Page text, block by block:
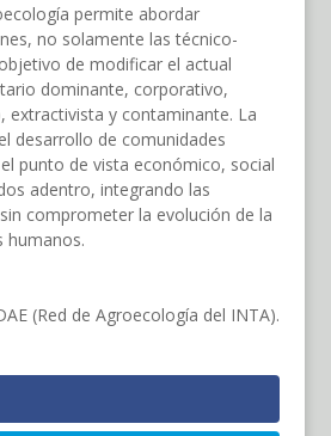
permite abordar
no solamente las técnico-
de modificar el actual
dominante, corporativo,
extractivista y contaminante. La
desarrollo de comunidades
punto de vista económico, social
adentro, integrando las
comprometer la evolución de la
humanos.
(Red de Agroecología del INTA).